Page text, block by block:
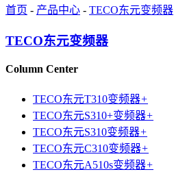
首页 - 产品中心 - TECO东元变频器
TECO东元变频器
Column Center
TECO东元T310变频器+
TECO东元S310+变频器+
TECO东元S310变频器+
TECO东元C310变频器+
TECO东元A510s变频器+